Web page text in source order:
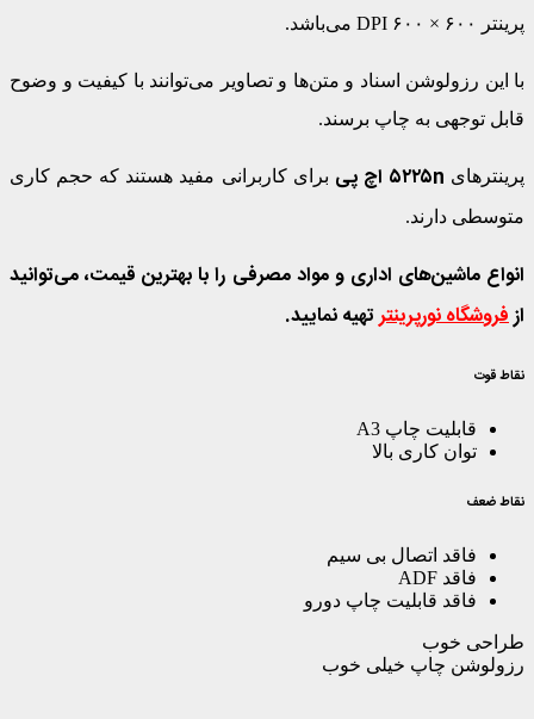
پرینتر ۶۰۰ × ۶۰۰ DPI می‌باشد.
با این رزولوشن اسناد و متن‌ها و تصاویر می‌توانند با کیفیت و وضوح
قابل توجهی به چاپ برسند.
پرینترهای ۵۲۲۵n اچ پی
برای کاربرانی مفید هستند که حجم کاری
متوسطی دارند.
انواعماشین‌های اداری و مواد مصرفی را با بهترین قیمت، می‌توانید
ازفروشگاه نورپرینترتهیه نمایید.
نقاط قوت
قابلیت چاپ A3
توان کاری بالا
نقاط ضعف
فاقد اتصال بی سیم
فاقد ADF
فاقد قابلیت چاپ دورو
طراحی خوب
رزولوشن چاپ خیلی خوب